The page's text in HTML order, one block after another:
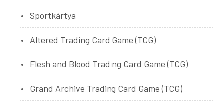
Sportkártya
Altered Trading Card Game (TCG)
Flesh and Blood Trading Card Game (TCG)
Grand Archive Trading Card Game (TCG)